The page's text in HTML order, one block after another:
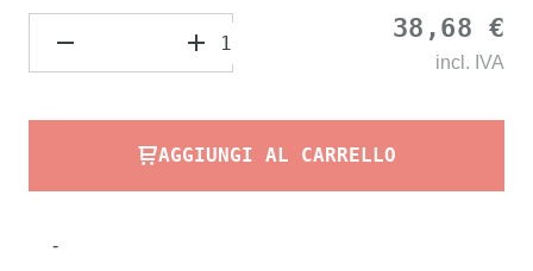
38,68 €
incl. IVA
AGGIUNGI AL CARRELLO
-